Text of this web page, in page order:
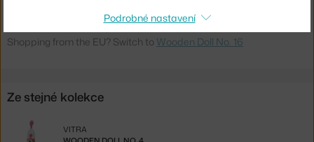
Ste zo Slovenska? Prejdite naWooden Doll no. 16
Shopping from the EU? Switch to Wooden Doll No. 16
Ze stejné kolekce
VITRA
Podrobné nastavení